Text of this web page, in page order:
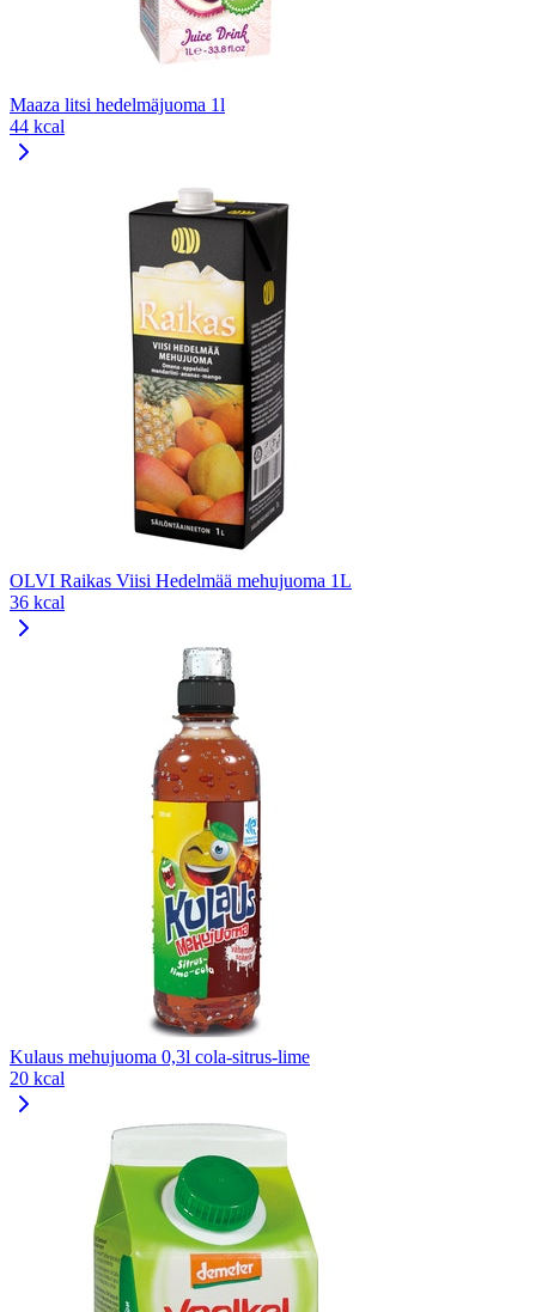
Maaza litsi hedelmäjuoma 1l
44 kcal
OLVI Raikas Viisi Hedelmää mehujuoma 1L
36 kcal
Kulaus mehujuoma 0,3l cola-sitrus-lime
20 kcal